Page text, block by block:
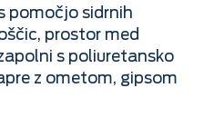
pomočjo sidrnih
prostor med
s poliuretansko
z ometom, gipsom